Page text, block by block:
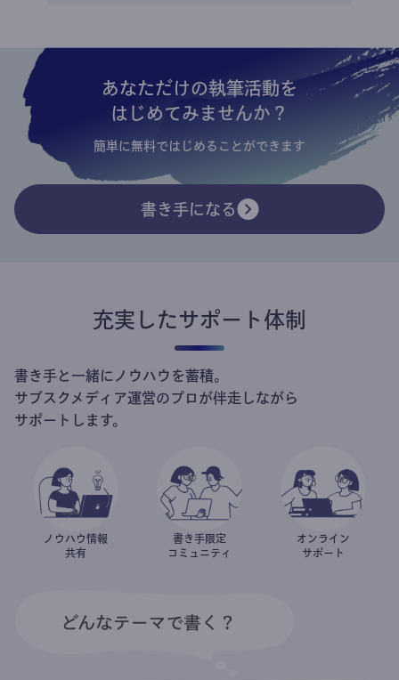
あなただけの執筆活動を
はじめてみませんか？
簡単に無料ではじめることができます
書き手になる
充実したサポート体制
書き手と一緒にノウハウを蓄積。
サブスクメディア運営のプロが伴走しながら
サポートします。
ノウハウ情報
共有
書き手限定
コミュニティ
オンライン
サポート